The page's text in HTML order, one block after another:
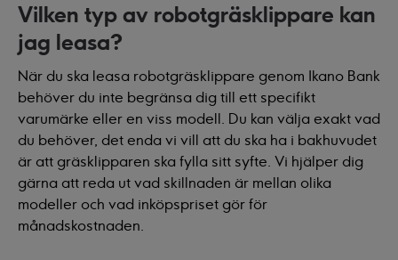
Vilken typ av robotgräsklippare kan
jag leasa?
När du ska leasa robotgräsklippare genom Ikano Bank
behöver du inte begränsa dig till ett specifikt
varumärke eller en viss modell. Du kan välja exakt vad
du behöver, det enda vi vill att du ska ha i bakhuvudet
är att gräsklipparen ska fylla sitt syfte. Vi hjälper dig
gärna att reda ut vad skillnaden är mellan olika
modeller och vad inköpspriset gör för
månadskostnaden.